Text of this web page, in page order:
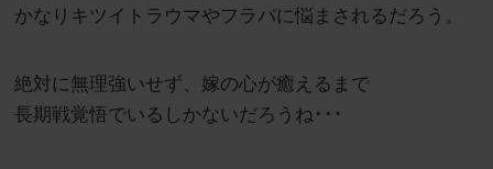
かなりキツイトラウマやフラバに悩まされるだろう。
絶対に無理強いせず、嫁の心が癒えるまで
長期戦覚悟でいるしかないだろうね･･･